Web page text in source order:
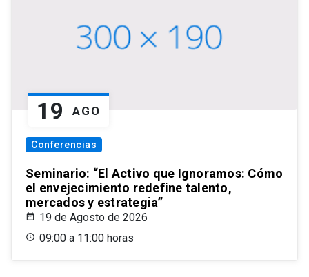
19 AGO
Conferencias
Seminario: “El Activo que Ignoramos: Cómo
el envejecimiento redefine talento,
mercados y estrategia”
19 de Agosto de 2026
09:00 a 11:00 horas